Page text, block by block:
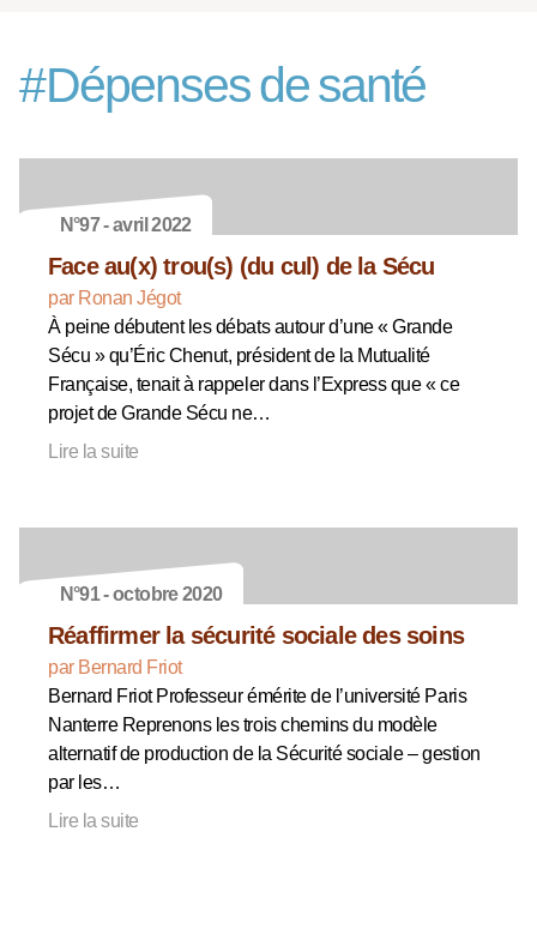
#Dépenses de santé
N°97 - avril 2022
Face au(x) trou(s) (du cul) de la Sécu
par Ronan Jégot
À peine débutent les débats autour d’une « Grande
Sécu » qu’Éric Chenut, président de la Mutualité
Française, tenait à rappeler dans l’Express que « ce
projet de Grande Sécu ne…
Lire la suite
N°91 - octobre 2020
Réaffirmer la sécurité sociale des soins
par Bernard Friot
Bernard Friot Professeur émérite de l’université Paris
Nanterre Reprenons les trois chemins du modèle
alternatif de production de la Sécurité sociale – gestion
par les…
Lire la suite